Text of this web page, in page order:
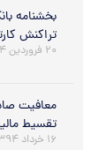
بخشنامه
تراکنش
۲۰ فروردین ۱۳۹۴
معافیت
تقسیط
۱۶ خرداد ۱۳۹۴